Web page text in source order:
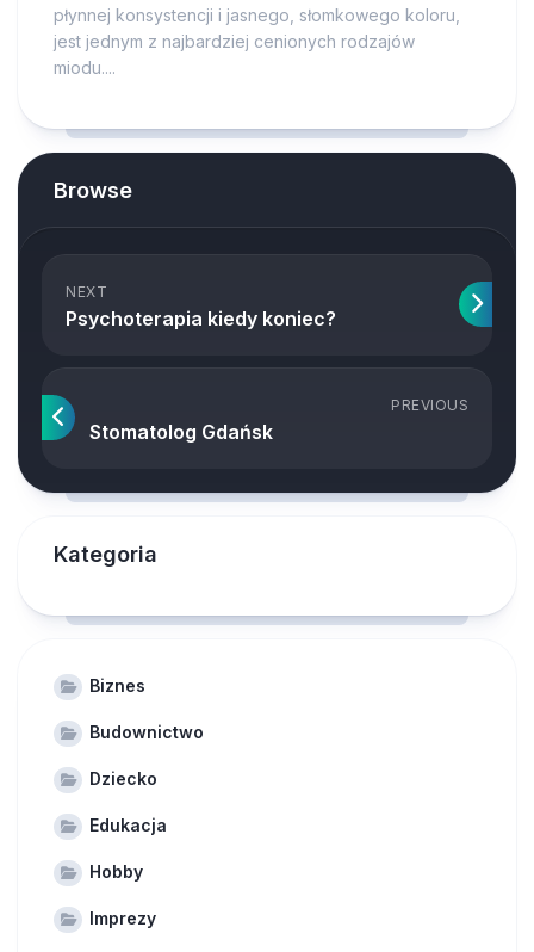
płynnej konsystencji i jasnego, słomkowego koloru,
jest jednym z najbardziej cenionych rodzajów
miodu....
Browse
NEXT
Psychoterapia kiedy koniec?
PREVIOUS
Stomatolog Gdańsk
Kategoria
Biznes
Budownictwo
Dziecko
Edukacja
Hobby
Imprezy